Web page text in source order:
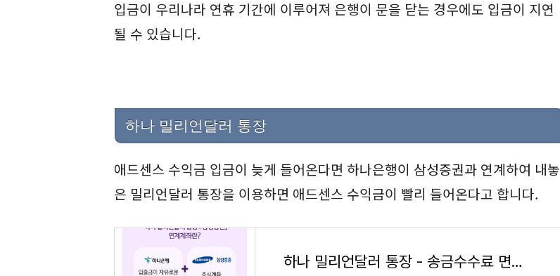
입금이 우리나라 연휴 기간에 이루어져 은행이 문을 닫는 경우에도 입금이 지연
될 수 있습니다.
하나 밀리언달러 통장
애드센스 수익금 입금이 늦게 들어온다면 하나은행이 삼성증권과 연계하여 내놓
은 밀리언달러 통장을 이용하면 애드센스 수익금이 빨리 들어온다고 합니다.
하나 밀리언달러 통장 - 송금수수료 면제 등 혜택(외화통장 추천)